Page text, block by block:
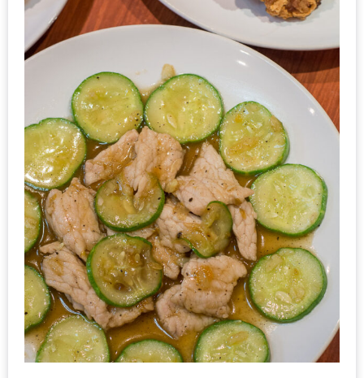
รับ
ประทาน
มูลค่า
1,000
บาท
ฟรี
3
รางวัล
วัน
แม่
สุด
พิเศษ
โปร
โม